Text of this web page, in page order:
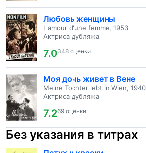
Любовь женщины
L'amour d'une femme, 1953
Актриса дубляжа
7.0348 оценки
Моя дочь живет в Вене
Meine Tochter lebt in Wien, 1940
Актриса дубляжа
7.269 оценки
Без указания в титрах